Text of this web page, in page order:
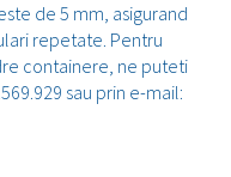
de 5 mm, asigurand
repetate. Pentru
containere, ne puteti
sau prin e-mail: